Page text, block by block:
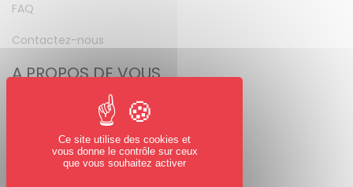
FAQ
Contactez-nous
A PROPOS DE VOUS
Mot de passe perdu
NOUS SUIVRE
Ce site utilise des cookies et
vous donne le contrôle sur ceux
que vous souhaitez activer